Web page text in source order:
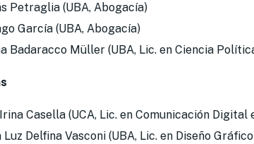
Petraglia (UBA, Abogacía)
García (UBA, Abogacía)
Badaracco Müller (UBA, Lic. en Ciencia
Casella (UCA, Lic. en Comunicación
Luz Delfina Vasconi (UBA, Lic. en Diseño